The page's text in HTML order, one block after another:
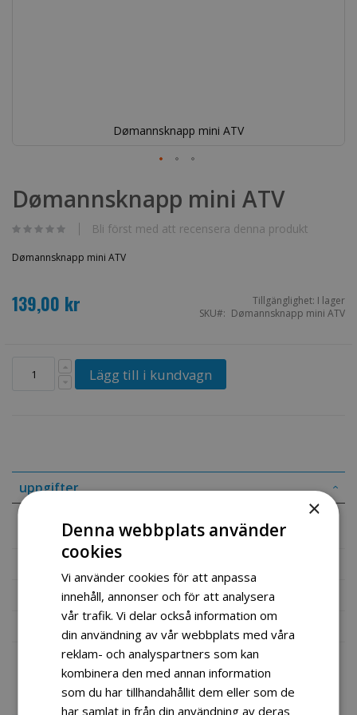
Dømannsknapp mini ATV
till
början
bildgalleriet
Dømannsknapp mini ATV
Bli först med att recensera denna produkt
Dømannsknapp mini ATV
139,00 kr Tillgänglighet: I lager
SKU
Dømannsknapp mini ATV
Lägg till i kundvagn
uppgifter
Dømannsknapp mini ATV
Recensioner
Fil vedlegg
×
Denna webbplats använder
cookies
Vi använder cookies för att anpassa
innehåll, annonser och för att analysera
vår trafik. Vi delar också information om
din användning av vår webbplats med våra
reklam- och analyspartners som kan
kombinera den med annan information
som du har tillhandahållit dem eller som de
har samlat in från din användning av deras